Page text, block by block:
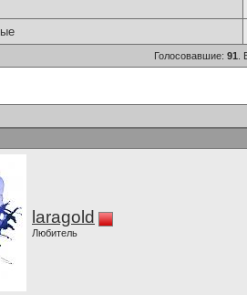
Голосовавшие: 91 .
laragold
Любитель